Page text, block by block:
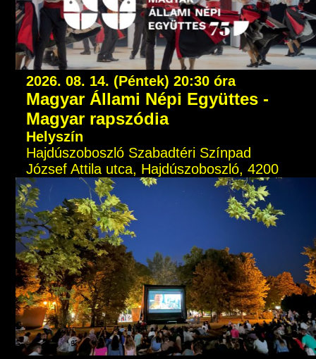
2026. 08. 14. (Péntek) 20:30 óra
Magyar Állami Népi Együttes -
Magyar rapszódia
Helyszín
Hajdúszoboszló Szabadtéri Színpad
József Attila utca, Hajdúszoboszló, 4200